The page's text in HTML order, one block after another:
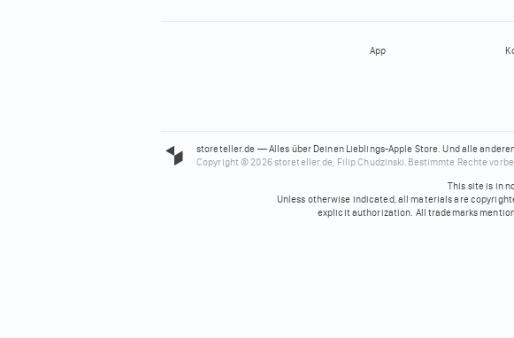
App
storeteller.de — Alles über Deinen Lieblings-Apple Store. Und alle
Copyright © 2026 storeteller.de, Filip Chudzinski. Bestimmte Rechte
This site is in
Unless otherwise indicated, all materials are
explicit authorization. All trademarks